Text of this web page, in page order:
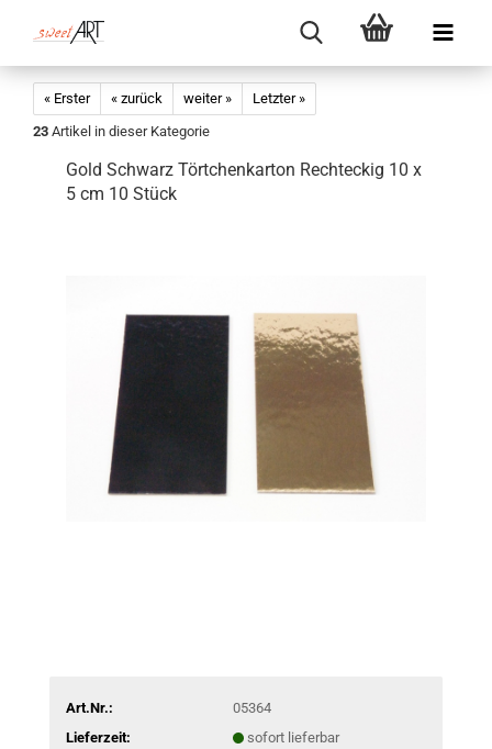
« Erster « zurück weiter »
Letzter »
23 Artikel in dieser Kategorie
Gold Schwarz Törtchenkarton Rechteckig 10 x
5 cm 10 Stück
Art.Nr.:
05364
Lieferzeit:
sofort lieferbar